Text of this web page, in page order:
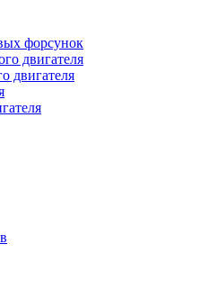
форсунок
двигателя
двигателя